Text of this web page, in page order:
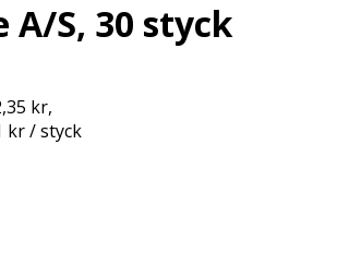
A/S, 30 styck
kr,
kr / styck